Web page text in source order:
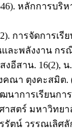
หลักการบริห
การจัดการเรี
และพลังงาน กร
อีสาน. 16(2), น.
ณา ตุงคะสมิต.
นาการเรียนกา
สตร์ มหาวิทย
รัตน์ วรรณเลิศ